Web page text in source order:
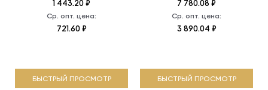
1 443.20 ₽
Ср. опт. цена:
721.60 ₽
БЫСТРЫЙ ПРОСМОТР
7 780.08 ₽
Ср. опт. цена:
3 890.04 ₽
БЫСТРЫЙ ПРОСМОТР